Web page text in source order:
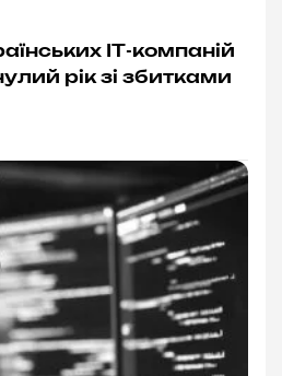
ІТ-компаній
рік зі збитками